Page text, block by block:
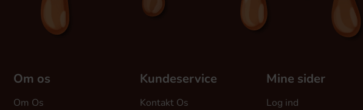
Om os
Om Os
Kundeservice
Kontakt Os
Mine sider
Log ind